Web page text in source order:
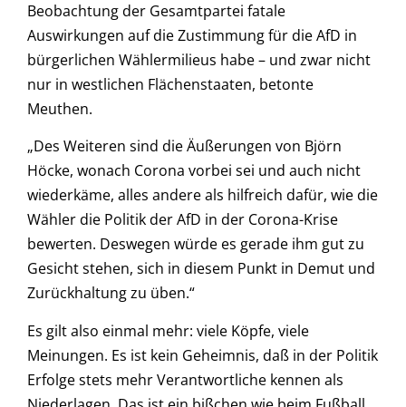
Beobachtung der Gesamtpartei fatale
Auswirkungen auf die Zustimmung für die AfD in
bürgerlichen Wählermilieus habe – und zwar nicht
nur in westlichen Flächenstaaten, betonte
Meuthen.
„Des Weiteren sind die Äußerungen von Björn
Höcke, wonach Corona vorbei sei und auch nicht
wiederkäme, alles andere als hilfreich dafür, wie die
Wähler die Politik der AfD in der Corona-Krise
bewerten. Deswegen würde es gerade ihm gut zu
Gesicht stehen, sich in diesem Punkt in Demut und
Zurückhaltung zu üben.“
Es gilt also einmal mehr: viele Köpfe, viele
Meinungen. Es ist kein Geheimnis, daß in der Politik
Erfolge stets mehr Verantwortliche kennen als